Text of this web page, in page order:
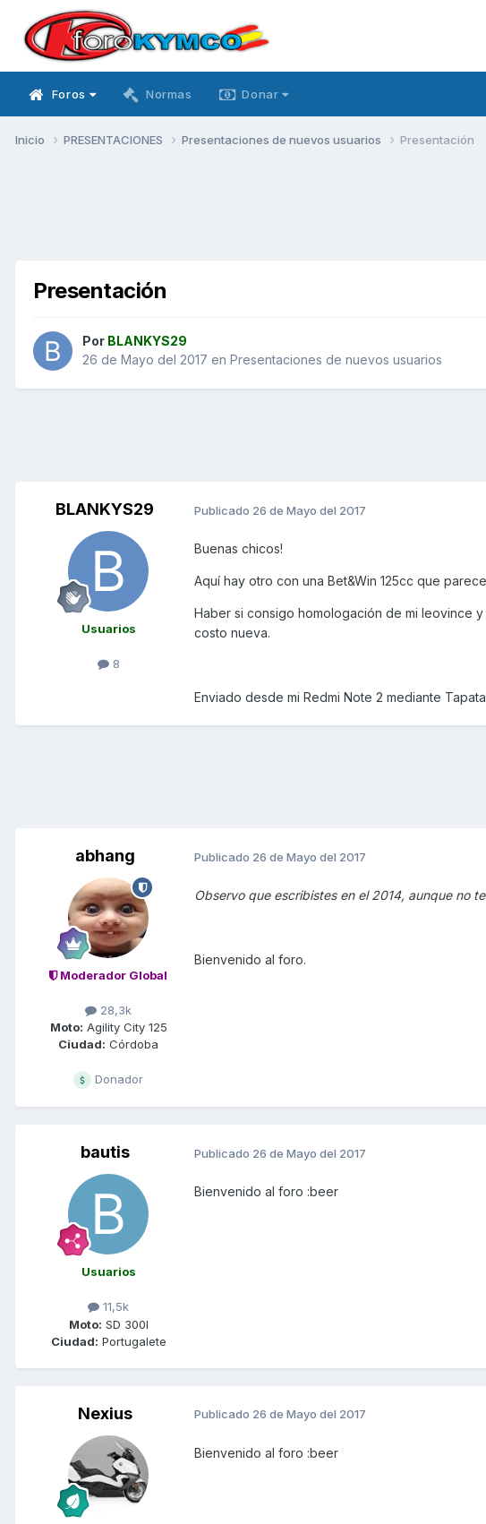
Foros Normas Donar
Inicio PRESENTACIONES Presentaciones de nuevos usuarios Presentación
Presentación
Por BLANKYS29
26 de Mayo del 2017 en Presentaciones de nuevos usuarios
BLANKYS29
Usuarios
8
Publicado 26 de Mayo del 2017
Buenas chicos!
Aquí hay otro con una Bet&Win 125cc que
Haber si consigo homologación de mi leovince
costo nueva.
Enviado desde mi Redmi Note 2 mediante
abhang
Moderador Global
28,3k
Moto: Agility City 125
Ciudad: Córdoba
Donador
Publicado 26 de Mayo del 2017
Observo que escribistes en el 2014, aunque no
Bienvenido al foro.
bautis
Usuarios
11,5k
Moto: SD 300I
Ciudad: Portugalete
Publicado 26 de Mayo del 2017
Bienvenido al foro :beer
Nexius Publicado 26 de Mayo del 2017
Bienvenido al foro :beer